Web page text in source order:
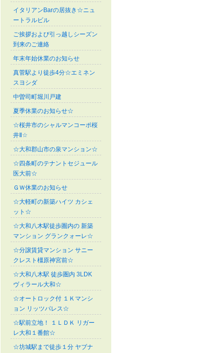
イタリアンBarの居抜き☆ニュ
ートラルビル
ご挨拶および引っ越しシーズン
到来のご連絡
年末年始休業のお知らせ
真菅駅より徒歩4分☆エミネン
スヨシダ
中曽司町堀川戸建
夏季休業のお知らせ☆
☆桜井市のシャルマンコーポ桜
井Ⅱ☆
☆大和郡山市の泉マンション☆
☆四条町のテナントセジュール
医大前☆
ＧＷ休業のお知らせ
☆大軽町の新築ハイツ カシェ
ット☆
☆大和八木駅徒歩圏内の 新築
マンション グランクォーレ☆
☆分譲賃貸マンション サニー
クレスト橿原神宮前☆
☆大和八木駅 徒歩圏内 3LDK
ヴィラール大和☆
☆オートロック付 １Ｋマンシ
ョン リッツパレス☆
☆駅前立地！ １ＬＤＫ リガー
レ大和１番館☆
☆坊城駅まで徒歩１分 ヤブナ